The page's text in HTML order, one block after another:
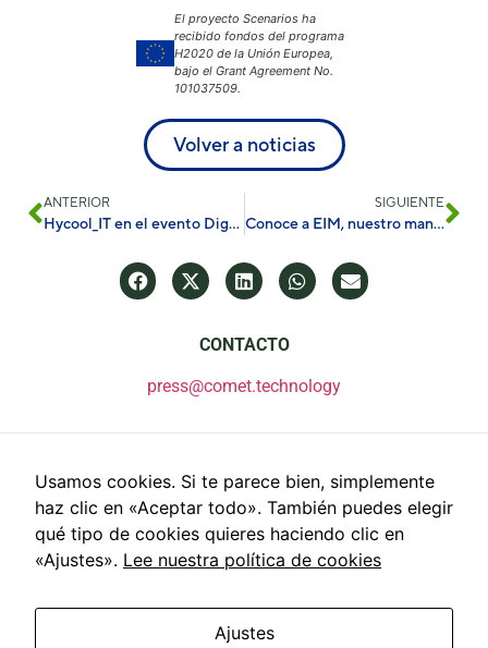
El proyecto Scenarios ha
recibido fondos del programa
H2020 de la Unión Europea,
bajo el Grant Agreement No.
101037509.
Volver a noticias
ANTERIOR
Hycool_IT en el evento Digital Twins and Mathematical Simulation en Madrid
SIGUIENTE
Conoce a EIM, nuestro manager de explotación
CONTACTO
press@comet.technology
Usamos cookies. Si te parece bien, simplemente
haz clic en «Aceptar todo». También puedes elegir
qué tipo de cookies quieres haciendo clic en
«Ajustes». Lee nuestra política de cookies
Ajustes